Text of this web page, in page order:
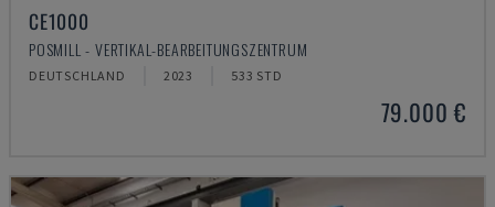
CE1000
POSMILL - VERTIKAL-BEARBEITUNGSZENTRUM
DEUTSCHLAND 2023 533 STD
79.000 €